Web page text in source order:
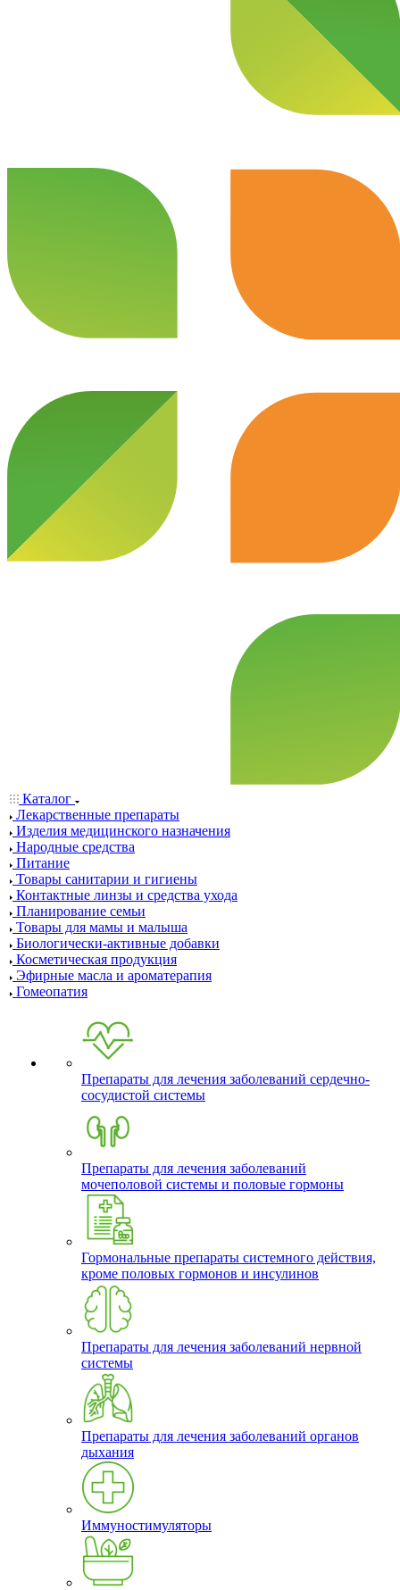
Каталог
Лекарственные препараты
Изделия медицинского назначения
Народные средства
Питание
Товары санитарии и гигиены
Контактные линзы и средства ухода
Планирование семьи
Товары для мамы и малыша
Биологически-активные добавки
Косметическая продукция
Эфирные масла и ароматерапия
Гомеопатия
Препараты для лечения заболеваний сердечно-
сосудистой системы
Препараты для лечения заболеваний
мочеполовой системы и половые гормоны
Гормональные препараты системного действия,
кроме половых гормонов и инсулинов
Препараты для лечения заболеваний нервной
системы
Препараты для лечения заболеваний органов
дыхания
Иммуностимуляторы